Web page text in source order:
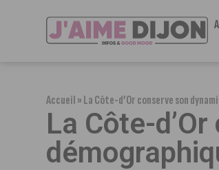
Accueil»La Côte-d’Or conserve son
La Côte-